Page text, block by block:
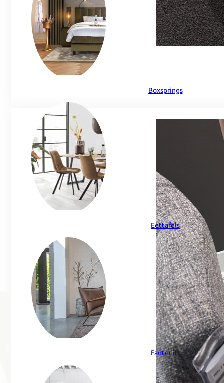
Boxsprings
Eettafels
Fauteuils